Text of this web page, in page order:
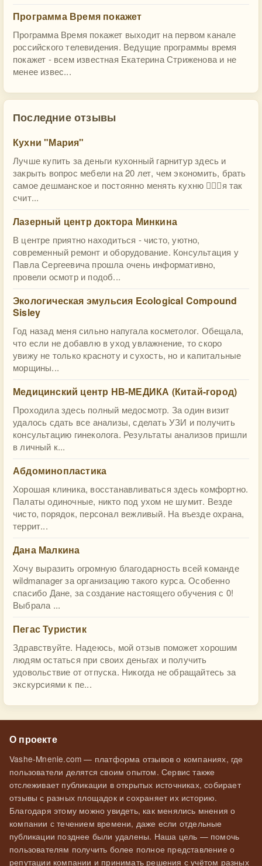
Программа Время покажет
Программа Время покажет выходит на первом канале
российского телевидения. Ведущие программы время
покажет - всем известная Екатерина Стриженова и не
менее извес...
Последние отзывы
Кухни "Мария"
Лучше купить за деньги кухонный гарнитур здесь и
закрыть вопрос мебели на 20 лет, чем экономить, брать
самое дешманское и постоянно менять кухню 🤷🏻‍♀️я так
счит...
Лазерный центр доктора Минкина
В центре приятно находиться - чисто, уютно,
современный ремонт и оборудование. Консультация у
Павла Сергеевича прошла очень информативно,
провели осмотр и подоб...
Экологическая эмульсия Ecological Compound
Sisley
Год назад меня сильно напугала косметолог. Обещала,
что если не добавлю в уход увлажнение, то скоро
увижу не только красноту и сухость, но и капитальные
морщины...
Медицинский центр НВ-МЕДИКА (Китай-город)
Проходила здесь полный медосмотр. За один визит
удалось сдать все анализы, сделать УЗИ и получить
консультацию гинеколога. Результаты анализов пришли
в личный к...
Абдоминопластика
Хорошая клиника, восстанавливаться здесь комфортно.
Палаты одиночные, никто под ухом не шумит. Везде
чисто, порядок, персонал вежливый. На въезде охрана,
террит...
Дана Малкина
Хочу выразить огромную благодарность всей команде
wildmanager за организацию такого курса. Особенно
спасибо Дане, за создание настоящего обучения с 0!
Выбрала ...
Пегас Туристик
Здравствуйте. Надеюсь, мой отзыв поможет хорошим
людям остаться при своих деньгах и получить
удовольствие от отпуска. Никогда не обращайтесь за
экскурсиями к пе...
О проекте
Vashe-Mnenie.com — платформа отзывов о компаниях, где
пользователи делятся своим опытом. Сервис также
отслеживает публикации в открытых источниках, собирает
отзывы с разных площадок и сохраняет их историю.
Благодаря этому можно увидеть, как менялись мнения о
компании с течением времени, даже если отдельные
публикации позднее были удалены. Наша цель — помочь
пользователям получить более полное представление о
репутации компании и принимать решения с учётом разных